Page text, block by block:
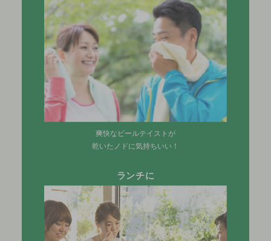
爽快なビールテイストが
乾いたノドに気持ちいい！
ランチに